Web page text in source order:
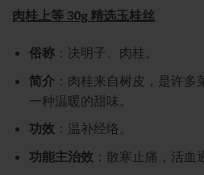
肉桂上等 30g 精选玉桂丝
俗称：决明子、肉桂。
简介：肉桂来自树皮，是许多
一种温暖的甜味。
功效：温补经络。
功能主治效：散寒止痛，活血